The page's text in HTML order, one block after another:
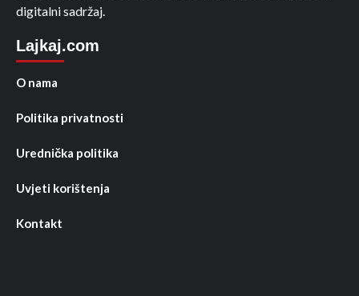
digitalni sadržaj.
Lajkaj.com
O nama
Politika privatnosti
Urednička politika
Uvjeti korištenja
Kontakt